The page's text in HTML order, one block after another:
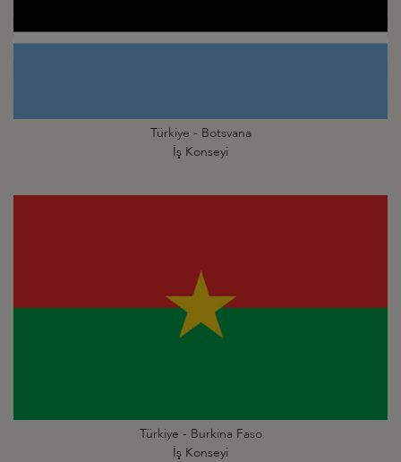
Türkiye - Botsvana
İş Konseyi
Türkiye - Burkina Faso
İş Konseyi